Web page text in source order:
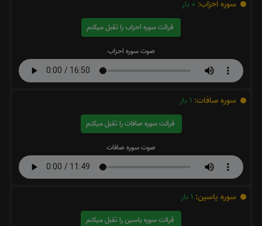
سوره احزاب: 0 بار
قرائت سوره احزاب را تقبل میکنم
صوت سوره احزاب
سوره صافات: 1 بار
قرائت سوره صافات را تقبل میکنم
صوت سوره صافات
سوره یاسین: 1 بار
قرائت سوره یاسین را تقبل میکنم